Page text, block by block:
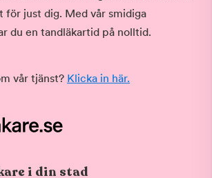
för just dig. Med vår smidiga
du en tandläkartid på nolltid.
vår tjänst? Klicka in här.
i din stad